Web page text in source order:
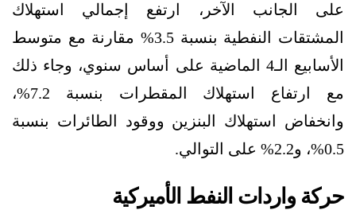
على الجانب الآخر، ارتفع إجمالي استهلاك
المشتقات النفطية بنسبة 3.5% مقارنة مع متوسط
الأسابيع الـ4 الماضية على أساس سنوي، وجاء ذلك
مع ارتفاع استهلاك المقطرات بنسبة 7.2%،
وانخفاض استهلاك البنزين ووقود الطائرات بنسبة
0.5%، و2.2% على التوالي.
حركة واردات النفط الأميركية